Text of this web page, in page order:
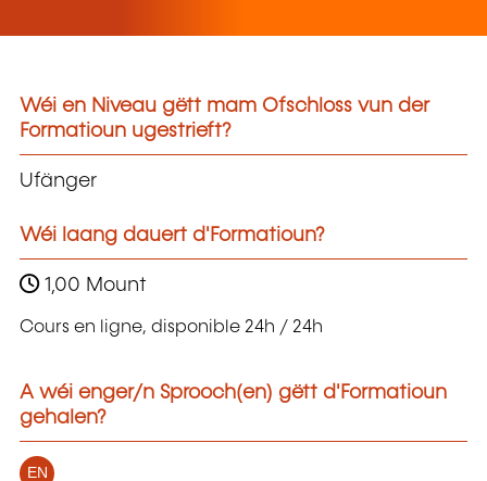
Wéi en Niveau gëtt mam Ofschloss vun der
Formatioun ugestrieft?
Ufänger
Wéi laang dauert d'Formatioun?
1,00 Mount
Cours en ligne, disponible 24h / 24h
A wéi enger/n Sprooch(en) gëtt d'Formatioun
gehalen?
EN